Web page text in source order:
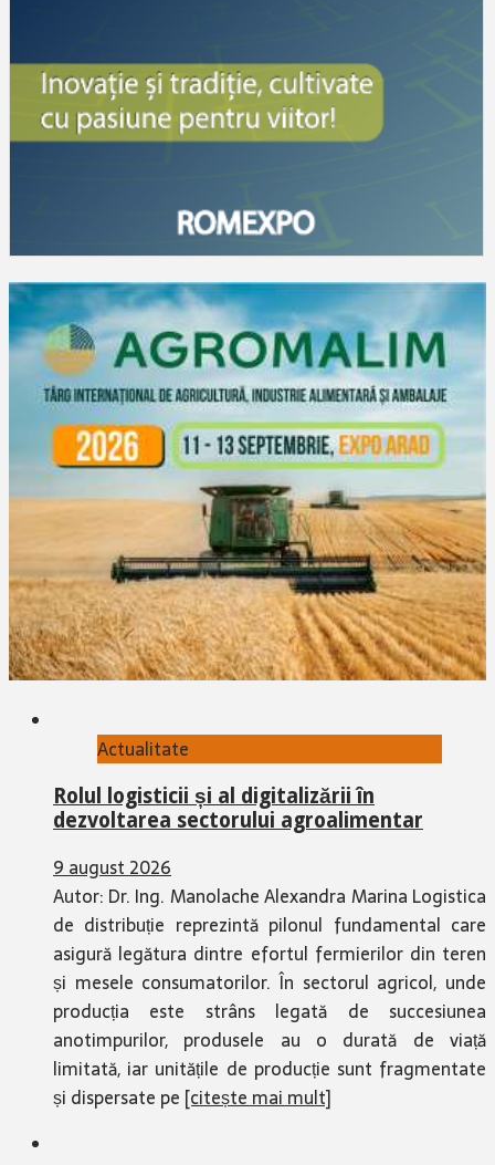
Actualitate
Rolul logisticii și al digitalizării în
dezvoltarea sectorului agroalimentar
9 august 2026
Autor: Dr. Ing. Manolache Alexandra Marina Logistica
de distribuție reprezintă pilonul fundamental care
asigură legătura dintre efortul fermierilor din teren
și mesele consumatorilor. În sectorul agricol, unde
producția este strâns legată de succesiunea
anotimpurilor, produsele au o durată de viață
limitată, iar unitățile de producție sunt fragmentate
și dispersate pe [citește mai mult]